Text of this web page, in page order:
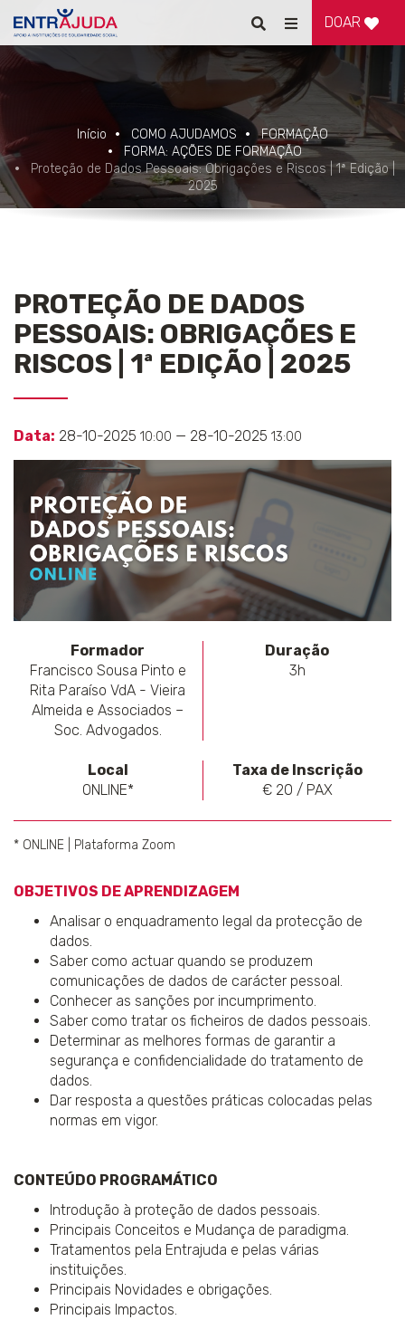
Pesquisar
Alternar
de
navegação
DOAR
Início COMO AJUDAMOS
FORMAÇÃO
FORMA: AÇÕES DE FORMAÇÃO
Proteção de Dados Pessoais: Obrigações e Riscos | 1ª Edição |
2025
PROTEÇÃO DE DADOS
PESSOAIS: OBRIGAÇÕES E
RISCOS | 1ª EDIÇÃO | 2025
Data: 28-10-2025 10:00 — 28-10-2025 13:00
Formador
Francisco Sousa Pinto e
Rita Paraíso VdA - Vieira
Almeida e Associados –
Soc. Advogados.
Duração
3h
Local
ONLINE*
Taxa de Inscrição
€ 20 / PAX
* ONLINE | Plataforma Zoom
OBJETIVOS DE APRENDIZAGEM
Analisar o enquadramento legal da protecção de
dados.
Saber como actuar quando se produzem
comunicações de dados de carácter pessoal.
Conhecer as sanções por incumprimento.
Saber como tratar os ficheiros de dados pessoais.
Determinar as melhores formas de garantir a
segurança e confidencialidade do tratamento de
dados.
Dar resposta a questões práticas colocadas pelas
normas em vigor.
CONTEÚDO PROGRAMÁTICO
Introdução à proteção de dados pessoais.
Principais Conceitos e Mudança de paradigma.
Tratamentos pela Entrajuda e pelas várias
instituições.
Principais Novidades e obrigações.
Principais Impactos.